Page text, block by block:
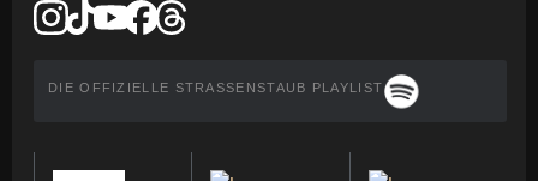
DIE OFFIZIELLE STRASSENSTAUB PLAYLIST